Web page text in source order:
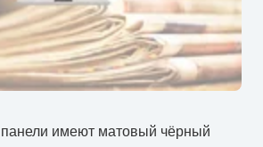
панели имеют матовый чёрный